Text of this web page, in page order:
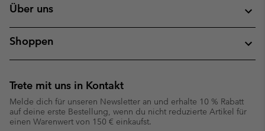
Über uns
Shoppen
Trete mit uns in Kontakt
Melde dich für unseren Newsletter an und erhalte 10 % Rabatt
auf deine erste Bestellung, wenn du nicht reduzierte Artikel für
einen Warenwert von 150 € einkaufst.